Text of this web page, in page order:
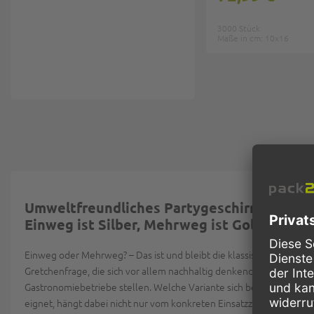
Umweltfreundliches Partygeschirr:
Einweg ist Silber, Mehrweg ist Gold?
Einweg oder Mehrweg?– Das ist und bleibt die klassische
Gretchenfrage, die sich vor allem nachhaltig denkende
Gastronomiebetriebe stellen. Welche Variante sich besser
eignet, hängt dabei nicht nur vom konkreten Einsatzzweck ab.